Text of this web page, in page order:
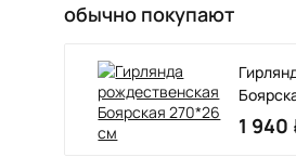
обычно покупают
1 940